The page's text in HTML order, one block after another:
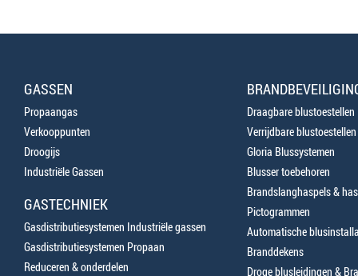
GASSEN
Propaangas
Verkooppunten
Droogijs
Industriële Gassen
GASTECHNIEK
Gasdistributiesystemen Industriële gassen
Gasdistributiesystemen Propaan
Reduceren & onderdelen
Draagbare blustoestellen
Verrijdbare blustoestellen
Gloria Blussystemen
Blusser toebehoren
Brandslanghaspels &
Pictogrammen
Automatische
Branddekens
Droge blusleidingen &